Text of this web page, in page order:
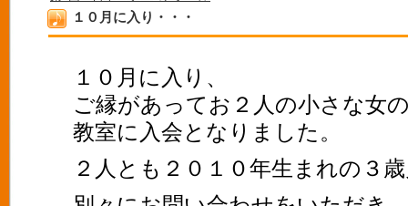
１０月に入り・・・
１０月に入り、
ご縁があってお２人の小さな女
教室に入会となりました。
２人とも２０１０年生まれの３